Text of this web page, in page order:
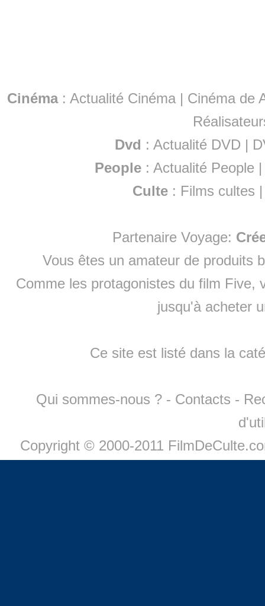
Cinéma: Actualité Cinéma | Cinéma de
Dvd : Actualité DVD |
People :Actualité People
Culte : Films cultes
Partenaire Voyage:
Vous êtes un amateur de produits
Comme les protagonistes du film Five,
jusqu'à acheter
Ce site est listé dans la
Qui sommes-nous ? - Contacts -
Copyright © 2000-2011